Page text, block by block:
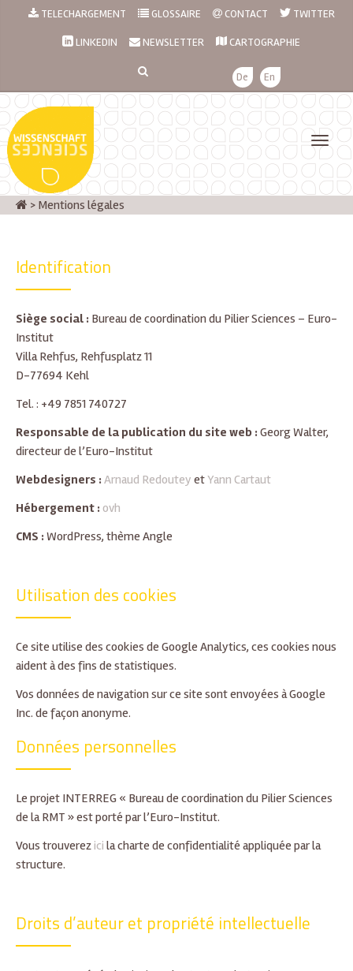
TELECHARGEMENT GLOSSAIRE CONTACT TWITTER
LINKEDIN NEWSLETTER CARTOGRAPHIE
De En
> Mentions légales
Identification
Siège social : Bureau de coordination du Pilier Sciences – Euro-
Institut
Villa Rehfus, Rehfusplatz 11
D-77694 Kehl
Tel. : +49 7851 740727
Responsable de la publication du site web : Georg Walter,
directeur de l’Euro-Institut
Webdesigners : Arnaud Redoutey etYann Cartaut
Hébergement : ovh
CMS : WordPress, thème Angle
Utilisation des cookies
Ce site utilise des cookies de Google Analytics, ces cookies nous
aident à des fins de statistiques.
Vos données de navigation sur ce site sont envoyées à Google
Inc. de façon anonyme.
Données personnelles
Le projet INTERREG « Bureau de coordination du Pilier Sciences
de la RMT » est porté par l’Euro-Institut.
Vous trouverezici la charte de confidentialité appliquée par la
structure.
Droits d’auteur et propriété intellectuelle